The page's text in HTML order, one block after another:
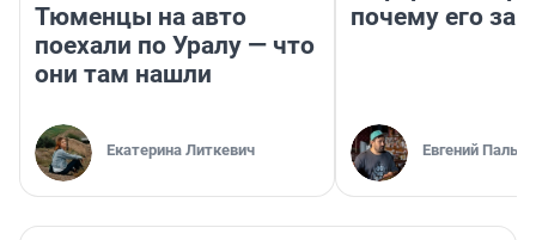
Тюменцы на авто
поехали по Уралу — что
они там нашли
Екатерина Литкевич
почему его
Евгений